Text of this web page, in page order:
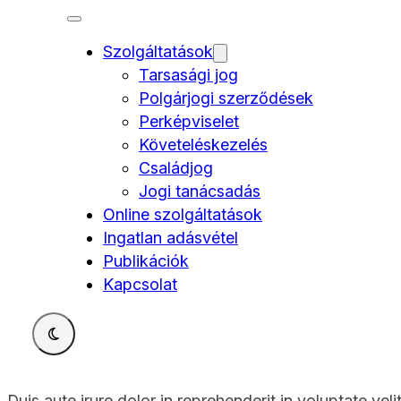
Szolgáltatások
Tarsasági jog
Polgárjogi szerződések
Perképviselet
Követeléskezelés
Családjog
Jogi tanácsadás
Online szolgáltatások
Ingatlan adásvétel
Publikációk
Kapcsolat